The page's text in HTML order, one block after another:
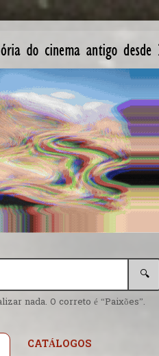
🔍
nada. O correto é “Paixões”.
CATÁLOGOS